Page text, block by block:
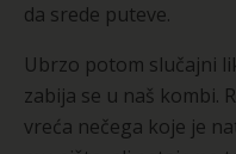
da srede puteve.
Ubrzo potom slučajni
zabija se u naš kombi.
vreća nečega koje je